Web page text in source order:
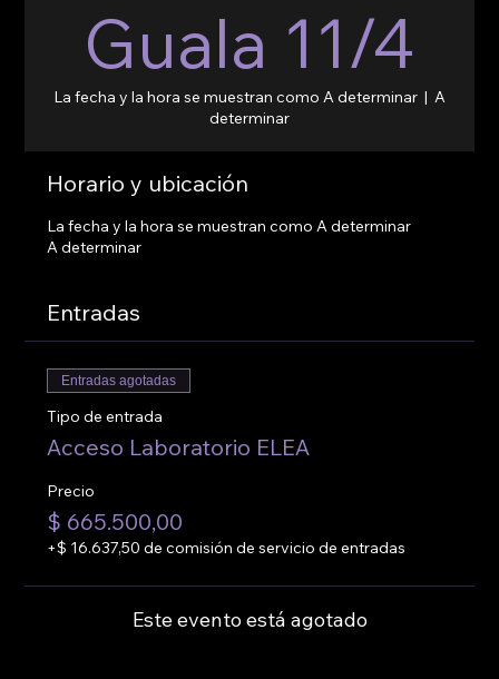
Guala 11/4
La fecha y la hora se muestran como A determinar
  |
A
determinar
Horario y ubicación
La fecha y la hora se muestran como A determinar
A determinar
Entradas
Entradas agotadas
Tipo de entrada
Acceso Laboratorio ELEA
Precio
$ 665.500,00
+$ 16.637,50 de comisión de servicio de entradas
Este evento está agotado